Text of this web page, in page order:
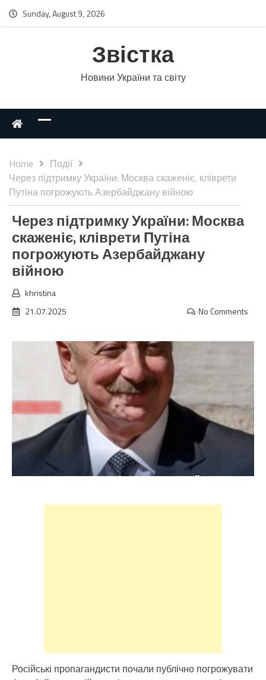
Sunday, August 9, 2026
Звістка
Новини України та світу
Home
Події
Через підтримку України: Москва скаженіє, кліврети
Путіна погрожують Азербайджану війною
Через підтримку України: Москва
скаженіє, кліврети Путіна
погрожують Азербайджану
війною
khristina
21.07.2025
No Comments
Російські пропагандисти почали публічно погрожувати